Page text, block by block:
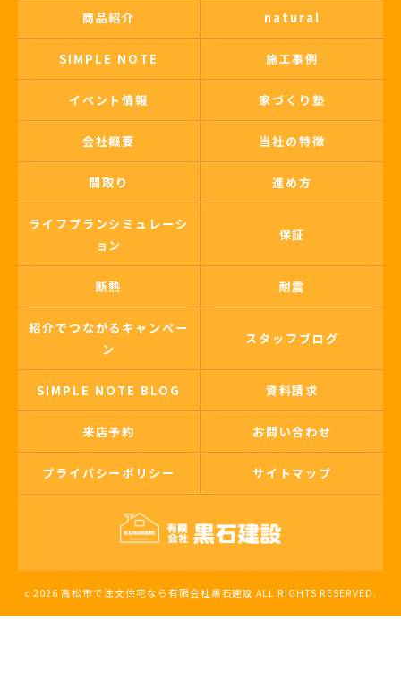
商品紹介 natural
SIMPLE NOTE 施工事例
イベント情報 家づくり塾
会社概要 当社の特徴
間取り 進め方
ライフプランシミュレーシ
ョン
保証
断熱 耐震
紹介でつながるキャンペー
ン
スタッフブログ
SIMPLE NOTE BLOG 資料請求
来店予約 お問い合わせ
プライバシーポリシー サイトマップ
c 2026 高松市で注文住宅なら有限会社黒石建設 ALL RIGHTS RESERVED.